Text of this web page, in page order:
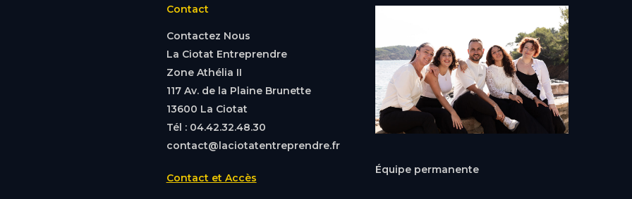
Contact
Contactez Nous
La Ciotat Entreprendre
Zone Athélia II
117 Av. de la Plaine Brunette
13600 La Ciotat
Tél : 04.42.32.48.30
contact@laciotatentreprendre.fr
Contact et Accès
Équipe permanente